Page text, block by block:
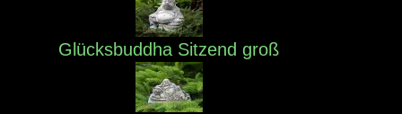
Glücksbuddha Sitzend groß